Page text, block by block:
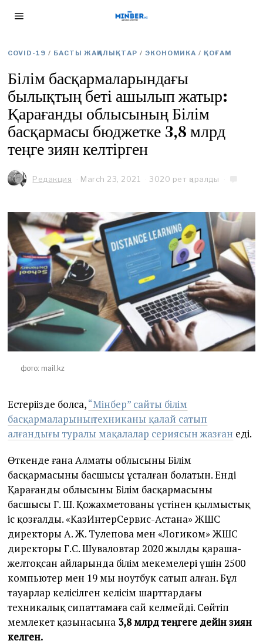
COVID-19 / БАСТЫ ЖАҢАЛЫҚТАР / ЭКОНОМИКА / ҚОҒАМ
Білім басқармаларындағы
былықтың беті ашылып жатыр:
Қарағанды облысының Білім
басқармасы бюджетке 3,8 млрд
теңге зиян келтірген
Редакция March 23, 2021
c
h
2
3
,
2
0
2
1
3020 рет қаралды
фото: mail.kz
Естеріңізде болса,“Мінбер” сайты білім
басқармаларының техниканы қалай сатып
алғандығы туралы мақалалар сериясын жазған еді.
Өткенде ғана Алматы облысының Білім
басқармасының басшысы ұсталған болатын. Енді
Қарағанды облысының Білім басқармасының
басшысы Г. Ш. Қожахметованың үстінен қылмыстық
іс қозғалды. «КазИнтерСервис-Астана» ЖШС
директоры А. Ж. Тулепова мен «Логиком» ЖШС
директоры Г.С. Шуваловтар 2020 жылдың қараша-
желтоқсан айларында білім мекемелері үшін 2500
компьютер мен 19 мың ноутбук сатып алған. Бұл
тауарлар келісілген келісім шарттардағы
техникалық сипаттамаға сай келмейді. Сөйтіп
мемлекет қазынасына 3,8 млрд теңгеге дейін зиян
келген.